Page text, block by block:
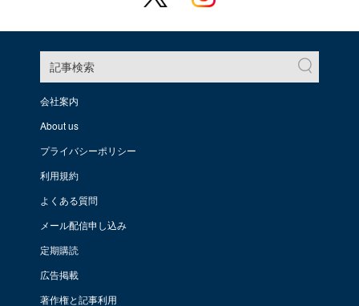
記事検索
会社案内
About us
プライバシーポリシー
利用規約
よくある質問
メール配信申し込み
定期購読
広告掲載
著作権と記事利用